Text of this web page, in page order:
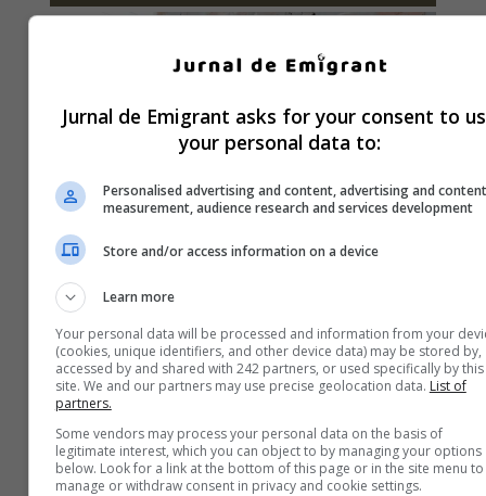
Jurnal de Emigrant asks for your consent to
your personal data to:
Personalised advertising and content, advertising and content
measurement, audience research and services development
Store and/or access information on a device
Learn more
Your personal data will be processed and information from your
(cookies, unique identifiers, and other device data) may be stored by,
accessed by and shared with 242 partners, or used specifically by this
site. We and our partners may use precise geolocation data. List of
partners.
Some vendors may process your personal data on the basis of
legitimate interest, which you can object to by managing your options
below. Look for a link at the bottom of this page or in the site menu to
manage or withdraw consent in privacy and cookie settings.